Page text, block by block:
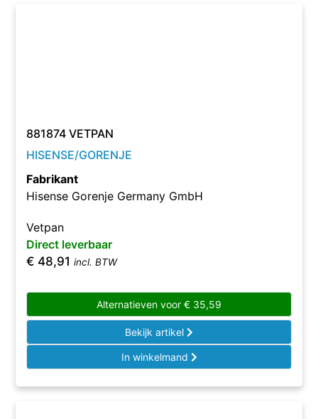
881874 VETPAN
HISENSE/GORENJE
Fabrikant
Hisense Gorenje Germany GmbH
Vetpan
Direct leverbaar
€ 48,91 incl. BTW
Alternatieven voor € 35,59
Bekijk artikel
In winkelmand